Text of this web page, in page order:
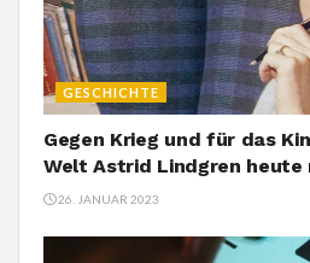
GESCHICHTE
Gegen Krieg und für das
Welt Astrid Lindgren heute
26. JANUAR 2023